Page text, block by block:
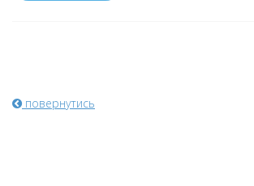
повернутись